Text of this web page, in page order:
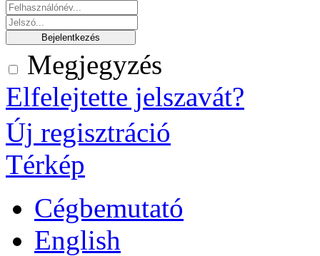
Megjegyzés
Elfelejtette jelszavát?
Új regisztráció
Térkép
Cégbemutató
English